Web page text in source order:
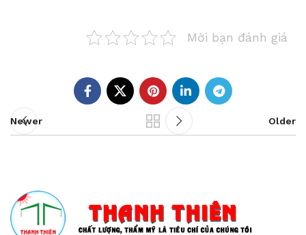
Mời bạn đánh giá
Newer Older